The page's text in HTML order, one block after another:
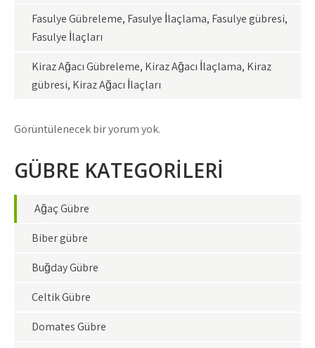
Fasulye Gübreleme, Fasulye İlaçlama, Fasulye gübresi,
Fasulye İlaçları
Kiraz Ağacı Gübreleme, Kiraz Ağacı İlaçlama, Kiraz
gübresi, Kiraz Ağacı İlaçları
Görüntülenecek bir yorum yok.
GÜBRE KATEGORİLERİ
Ağaç Gübre
Biber gübre
Buğday Gübre
Çeltik Gübre
Domates Gübre